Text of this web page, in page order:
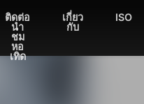
ติดต่อ
นำ
ชม
หอ
เทิด
เกี่ยว
กับ
ISO